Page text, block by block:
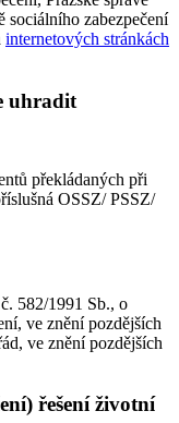
sociálního zabezpečení
internetových stránkách
uhradit
překládaných při
OSSZ/ PSSZ/
582/1991 Sb., o
ve znění pozdějších
ve znění pozdějších
řešení životní